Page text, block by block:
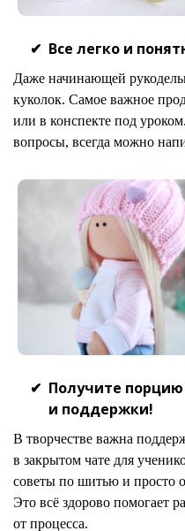
Все легко и
Даже начинающей
куколок. Самое важное
или в конспекте под
вопросы, всегда можно
Получите
и поддержки!
В творчестве важна
в закрытом чате для
советы по шитью и просто
Это всё здорово помогает
от процесса.